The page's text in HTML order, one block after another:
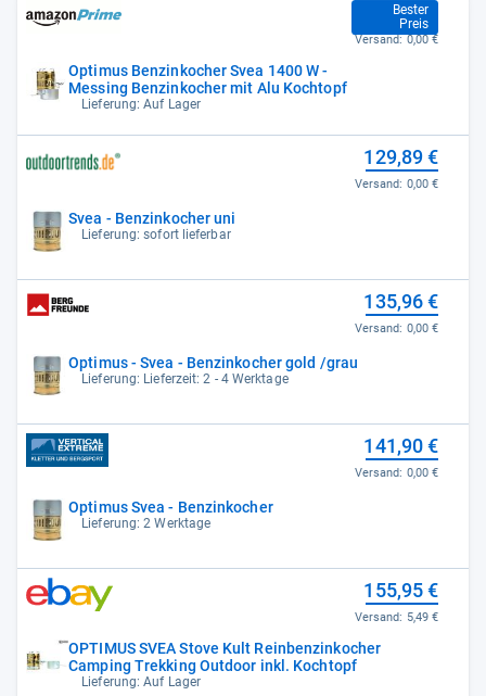
Optimus Benzinkocher Svea 1400 W -
Messing Benzinkocher mit Alu Kochtopf
Lieferung: Auf Lager
Bester
Preis
109,95 €
Versand: 0,00 €
Svea - Benzinkocher uni
Lieferung: sofort lieferbar
129,89 €
Versand: 0,00 €
Optimus - Svea - Benzinkocher gold /grau
Lieferung: Lieferzeit: 2 - 4 Werktage
135,96 €
Versand: 0,00 €
Optimus Svea - Benzinkocher
Lieferung: 2 Werktage
141,90 €
Versand: 0,00 €
OPTIMUS SVEA Stove Kult Reinbenzinkocher
Camping Trekking Outdoor inkl. Kochtopf
Lieferung: Auf Lager
155,95 €
Versand: 5,49 €